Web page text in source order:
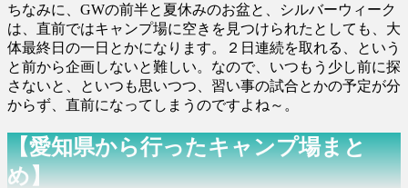
ちなみに、GWの前半と夏休みのお盆と、シルバーウィーク
は、直前ではキャンプ場に空きを見つけられたとしても、大
体最終日の一日とかになります。２日連続を取れる、という
と前から企画しないと難しい。なので、いつもう少し前に探
さないと、といつも思いつつ、習い事の試合とかの予定が分
からず、直前になってしまうのですよね～。
【愛知県から行ったキャンプ場まと
め】